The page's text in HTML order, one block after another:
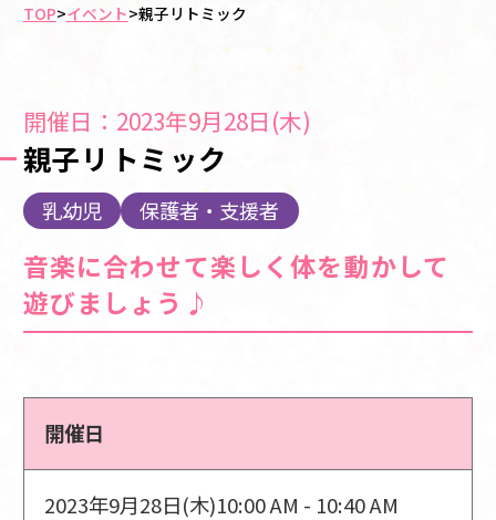
TOP>イベント>親子リトミック
開催日：2023年9月28日(木)
親子リトミック
乳幼児 保護者・支援者
音楽に合わせて楽しく体を動かして
遊びましょう♪
開催日
2023年9月28日(木)10:00 AM - 10:40 AM